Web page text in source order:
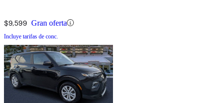
$9,599 Gran oferta
Incluye tarifas de conc.